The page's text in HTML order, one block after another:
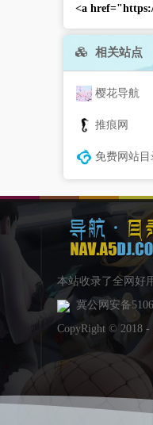
<a
相关站点
樱花导航
推痕网
免费网站目
本站收录了全网好
冀公网安备
CopyRight © 2018 -